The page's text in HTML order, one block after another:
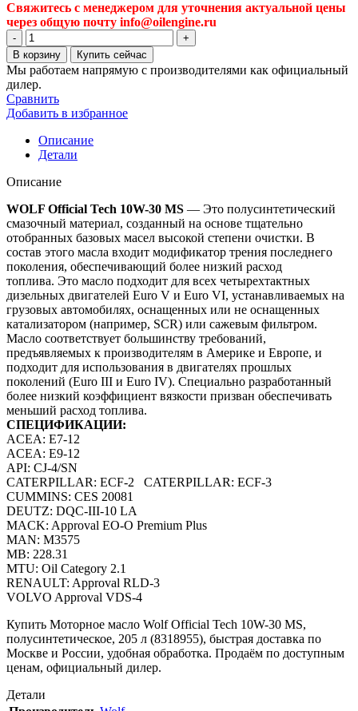
Свяжитесь с менеджером для уточнения актуальной цены
через общую почту info@oilengine.ru
Количество
товара
Моторное
масло
Wolf
Official
Tech
10W-
30
MS,
полусинтетическое,
л
(8318955)
В корзину Купить сейчас
Мы работаем напрямую с производителями как официальный
дилер.
Сравнить
Добавить в избранное
Описание
Детали
Описание
WOLF Official Tech 10W-30 MS — Это полусинтетический
смазочный материал, созданный на основе тщательно
отобранных базовых масел высокой степени очистки. В
состав этого масла входит модификатор трения последнего
поколения, обеспечивающий более низкий расход
топлива. Это масло подходит для всех четырехтактных
дизельных двигателей Euro V и Euro VI, устанавливаемых на
грузовых автомобилях, оснащенных или не оснащенных
катализатором (например, SCR) или сажевым фильтром.
Масло соответствует большинству требований,
предъявляемых к производителям в Америке и Европе, и
подходит для использования в двигателях прошлых
поколений (Euro III и Euro IV). Специально разработанный
более низкий коэффициент вязкости призван обеспечивать
меньший расход топлива.
СПЕЦИФИКАЦИИ:
ACEA: E7-12
ACEA: E9-12
API: CJ-4/SN
CATERPILLAR: ECF-2 CATERPILLAR: ECF-3
CUMMINS: CES 20081
DEUTZ: DQC-III-10 LA
MACK: Approval EO-O Premium Plus
MAN: M3575
MB: 228.31
MTU: Oil Category 2.1
RENAULT: Approval RLD-3
VOLVO Approval VDS-4
Купить Моторное масло Wolf Official Tech 10W-30 MS,
полусинтетическое, 205 л (8318955), быстрая доставка по
Москве и России, удобная обработка. Продаём по доступным
ценам, официальный дилер.
Детали